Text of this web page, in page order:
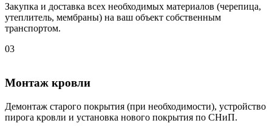
Закупка и доставка всех необходимых материалов (черепица,
утеплитель, мембраны) на ваш объект собственным
транспортом.
03
Монтаж кровли
Демонтаж старого покрытия (при необходимости), устройство
пирога кровли и установка нового покрытия по СНиП.